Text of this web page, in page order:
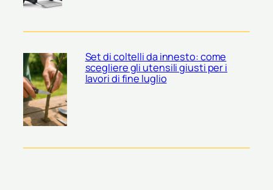
Set di coltelli da innesto: come
scegliere gli utensili giusti per i
lavori di fine luglio